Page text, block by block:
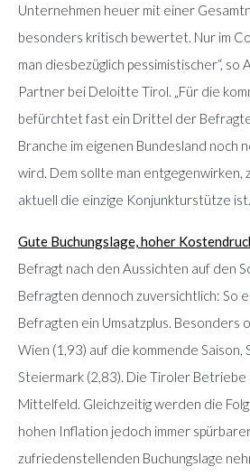
Unternehmen heuer mit einer
besonders kritisch bewertet. Nur im
man diesbezüglich pessimistischer“, so
Partner bei Deloitte Tirol. „Für die
befürchtet fast ein Drittel der
Branche im eigenen Bundesland noch
wird. Dem sollte man entgegenwirken,
aktuell die einzige Konjunkturstütze
Gute Buchungslage, hoher
Befragt nach den Aussichten auf den
Befragten dennoch zuversichtlich: So
Befragten ein Umsatzplus. Besonders
Wien (1,93) auf die kommende Saison,
Steiermark (2,83). Die Tiroler Betriebe
Mittelfeld. Gleichzeitig werden die
hohen Inflation jedoch immer
zufriedenstellenden Buchungslage